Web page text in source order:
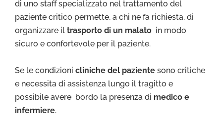
di uno staff specializzato nel trattamento del
paziente critico permette, a chi ne fa richiesta, di
organizzare il trasporto di un malato in modo
sicuro e confortevole per il paziente.
Se le condizioni cliniche del paziente sono critiche
e necessita di assistenza lungo il tragitto e
possibile avere bordo la presenza di medico e
infermiere.